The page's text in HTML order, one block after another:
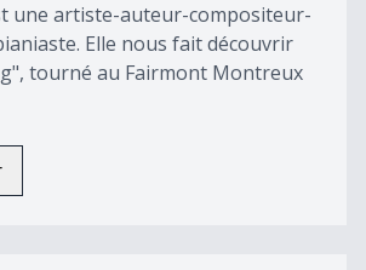
une artiste-auteur-compositeur-
Elle nous fait découvrir
tourné au Fairmont Montreux